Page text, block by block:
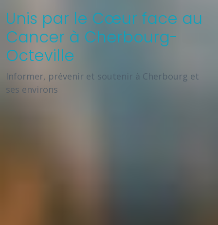
Unis par le Cœur face au
Cancer à Cherbourg-
Octeville
Informer, prévenir et soutenir à Cherbourg et
ses environs